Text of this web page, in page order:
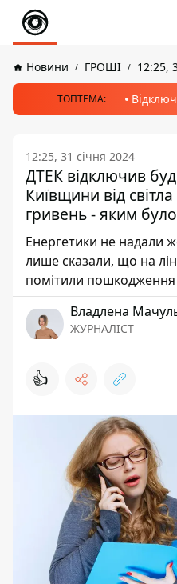
Новини ГРОШІ 12:25,
ТОПТЕМА:
12:25, 31 січня 2024
ДТЕК відключив
Київщини від
гривень - яким
Енергетики не надали
лише сказали, що на
помітили пошкодження
Владлена
ЖУРНАЛІСТ
👍